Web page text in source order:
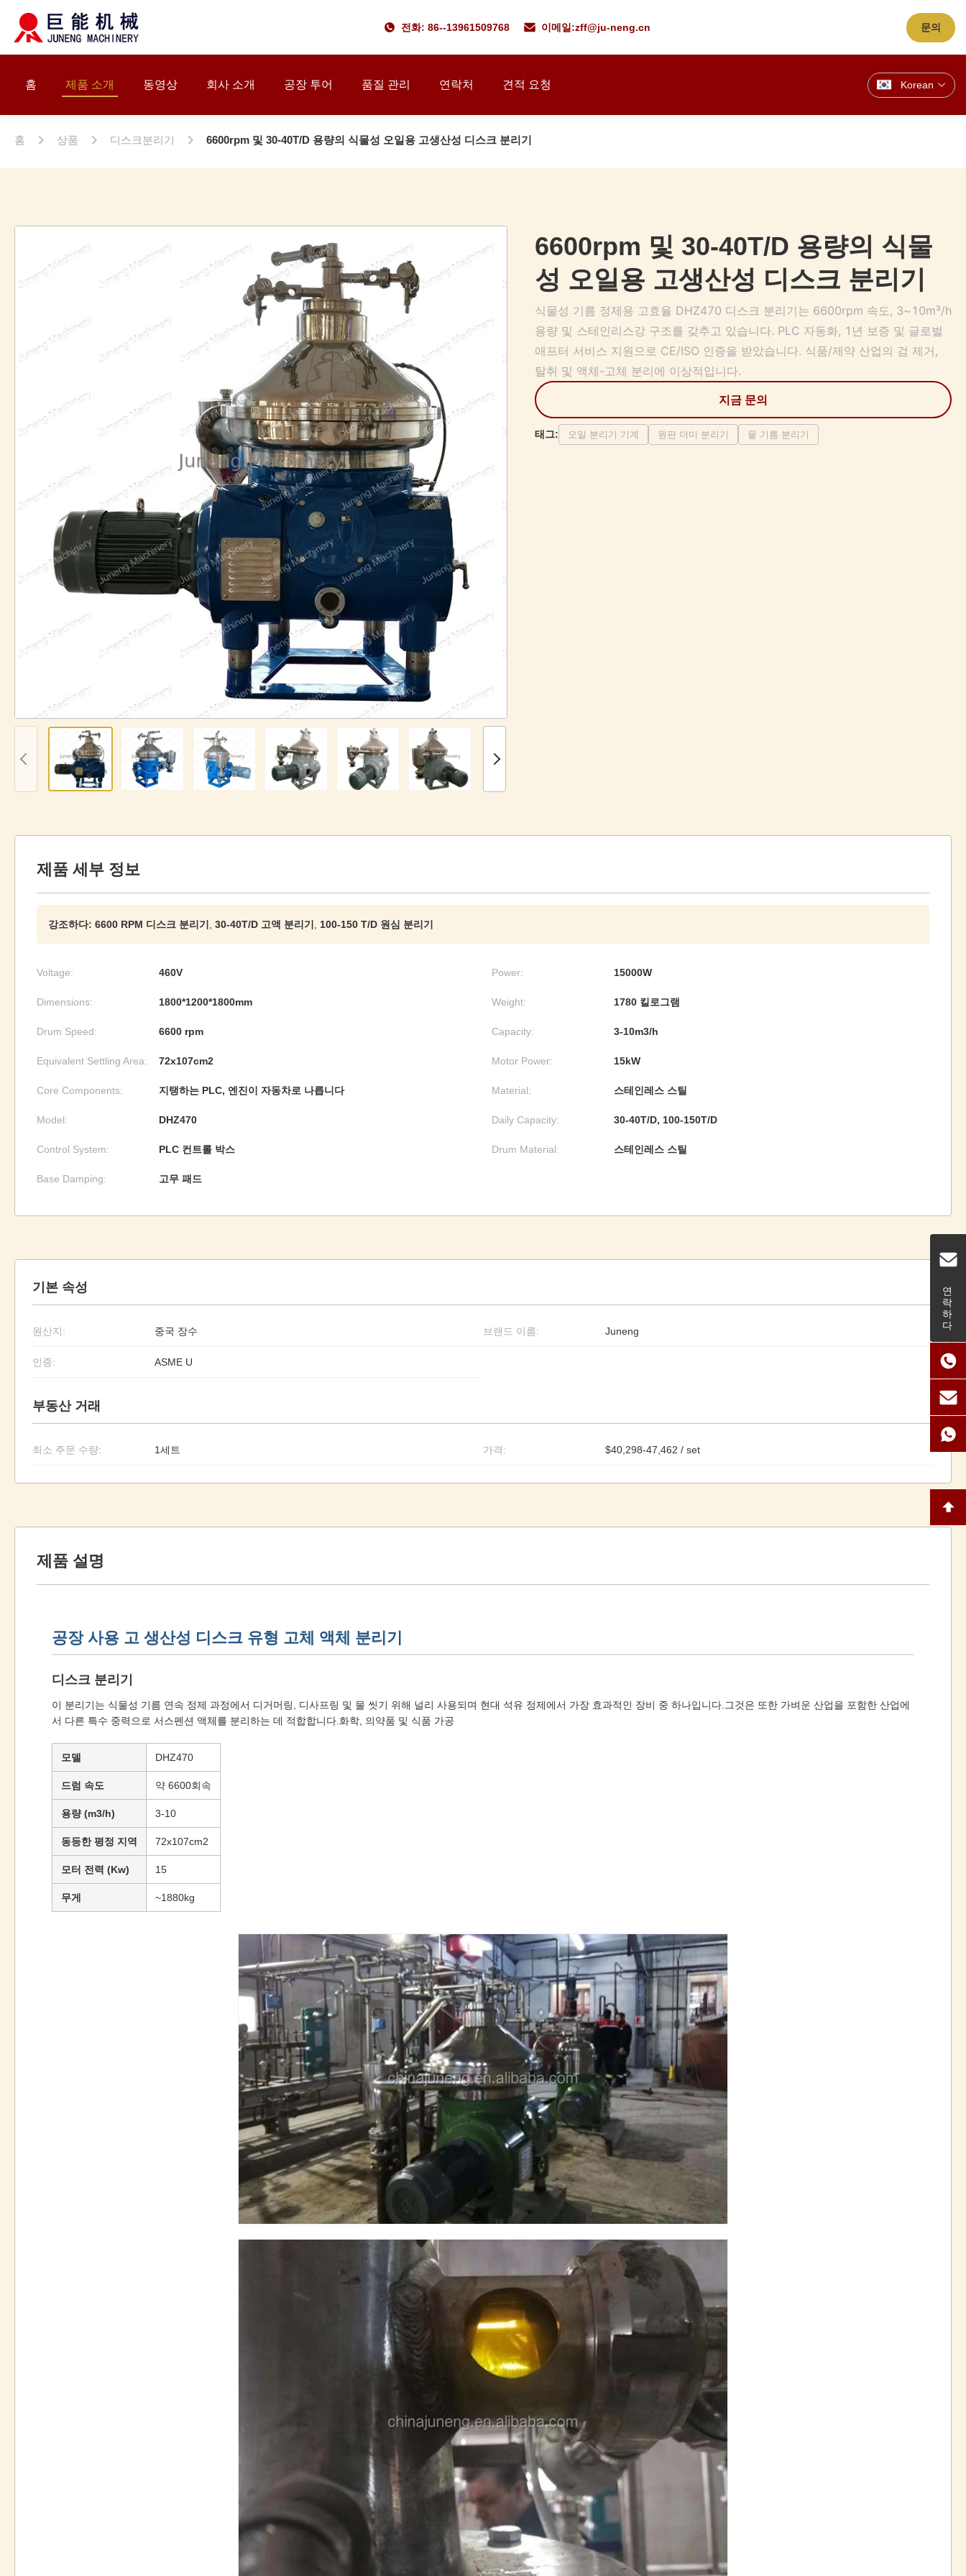
전화: 86--13961509768 이메일:zff@ju-neng.cn 문의
홈 제품 소개 동영상 회사 소개 공장 투어 품질 관리 연락처 견적 요청 Korean
연락하다
홈 상품 디스크분리기 6600rpm 및 30-40T/D 용량의 식물성 오일용 고생산성 디스크 분리기
6600rpm 및 30-40T/D 용량의 식물
성 오일용 고생산성 디스크 분리기
식물성 기름 정제용 고효율 DHZ470 디스크 분리기는 6600rpm 속도, 3~10m³/h
용량 및 스테인리스강 구조를 갖추고 있습니다. PLC 자동화, 1년 보증 및 글로벌
애프터 서비스 지원으로 CE/ISO 인증을 받았습니다. 식품/제약 산업의 검 제거,
탈취 및 액체-고체 분리에 이상적입니다.
지금 문의
태그: 오일 분리기 기계 원판 더미 분리기 물 기름 분리기
제품 세부 정보
강조하다: 6600 RPM 디스크 분리기 30-40T/D 고액 분리기 100-150 T/D 원심 분리기
Voltage: 460V Power: 15000W
Dimensions: 1800*1200*1800mm Weight: 1780 킬로그램
Drum Speed: 6600 rpm Capacity: 3-10m3/h
Equivalent Settling Area: 72x107cm2 Motor Power: 15kW
Core Components: 지탱하는 PLC, 엔진이 자동차로 나릅니다 Material: 스테인레스 스틸
Model: DHZ470 Daily Capacity: 30-40T/D, 100-150T/D
Control System: PLC 컨트롤 박스 Drum Material: 스테인레스 스틸
Base Damping: 고무 패드
기본 속성
원산지: 중국 장수 브랜드 이름: Juneng
인증: ASME U
부동산 거래
최소 주문 수량: 1세트 가격: $40,298-47,462 / set
제품 설명
공장 사용 고 생산성 디스크 유형 고체 액체 분리기
디스크 분리기
이 분리기는 식물성 기름 연속 정제 과정에서 디거머링, 디사프링 및 물 씻기 위해 널리 사용되며 현대 석유 정제에서 가장 효과적인 장비 중 하나입니다.그것은 또한 가벼운 산업을 포함한 산업에
서 다른 특수 중력으로 서스펜션 액체를 분리하는 데 적합합니다.화학, 의약품 및 식품 가공
모델 DHZ470
드럼 속도 약 6600회속
용량 (m3/h) 3-10
동등한 평정 지역 72x107cm2
모터 전력 (Kw) 15
무게 ~1880kg